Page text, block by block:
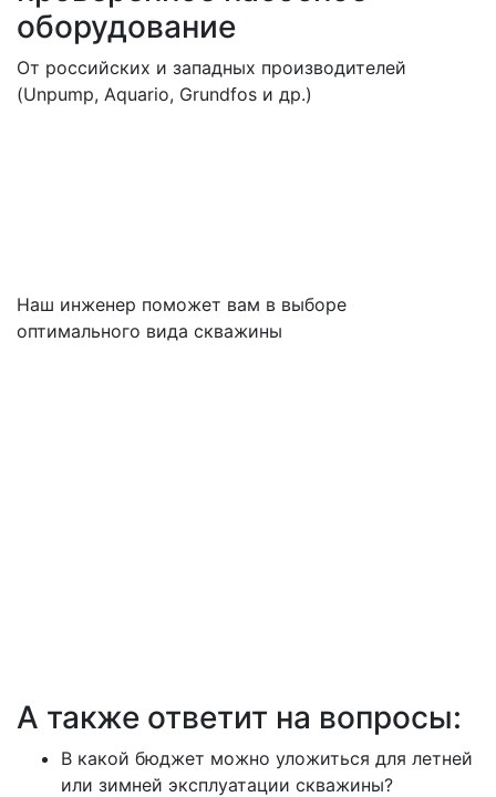
оборудование
От российских и западных производителей
(Unpump, Aquario, Grundfos и др.)
Наш инженер поможет вам в выборе
оптимального вида скважины
А также ответит на вопросы:
В какой бюджет можно уложиться для летней
или зимней эксплуатации скважины?